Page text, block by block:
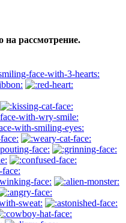
рассмотрение.